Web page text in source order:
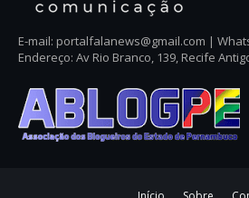
E-mail: portalfalanews@gmail.com |
Endereço: Av Rio Branco, 139, Recife